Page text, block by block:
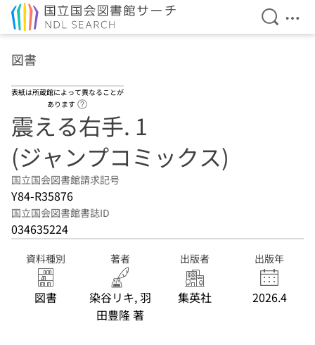
検索を
メ
図書
表紙は所蔵館によって異なることが
あります
震える右手. 1
(ジャンプコミックス)
国立国会図書館請求記号
Y84-R35876
国立国会図書館書誌ID
034635224
資料種別
図書
著者
染谷リキ, 羽
田豊隆 著
出版者
集英社
出版年
2026.4